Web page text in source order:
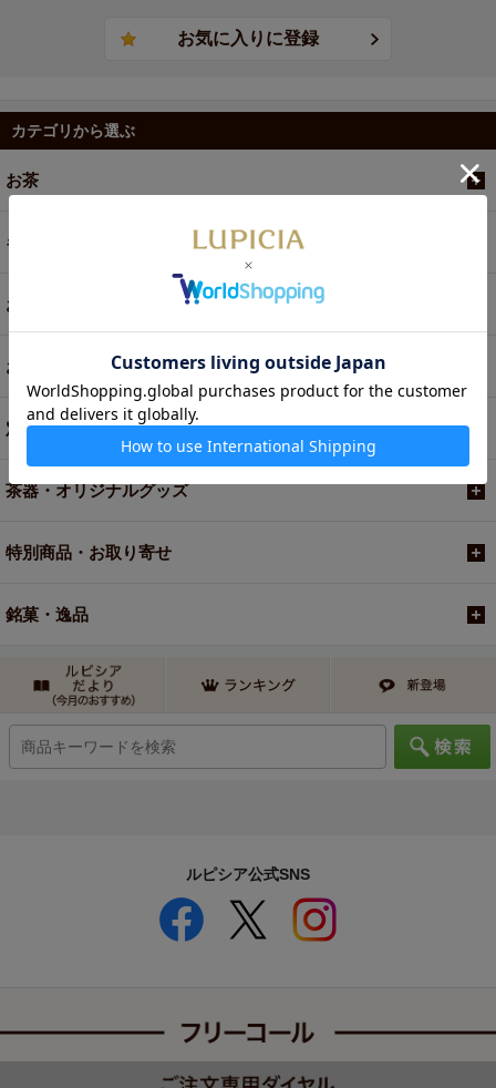
カテゴリから選ぶ
お茶
ギフト
お菓子・食品・飲料
お買い得商品
定期便
茶器・オリジナルグッズ
特別商品・お取り寄せ
銘菓・逸品
ルピシア公式SNS